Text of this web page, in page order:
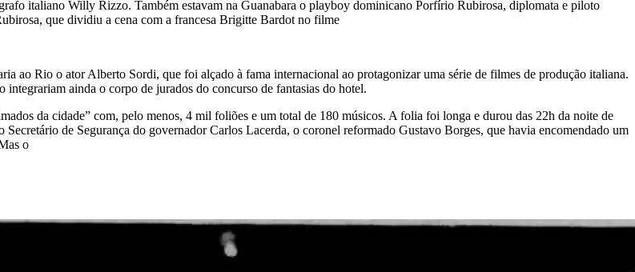
italiano Willy Rizzo. Também estavam na Guanabara o playboy dominicano Porfírio Rubirosa, diplomata e piloto
que dividiu a cena com a francesa Brigitte Bardot no filme
ao Rio o ator Alberto Sordi, que foi alçado à fama internacional ao protagonizar uma série de filmes de produção italiana.
ainda o corpo de jurados do concurso de fantasias do hotel.
da cidade” com, pelo menos, 4 mil foliões e um total de 180 músicos. A folia foi longa e durou das 22h da noite de
de Segurança do governador Carlos Lacerda, o coronel reformado Gustavo Borges, que havia encomendado um
o